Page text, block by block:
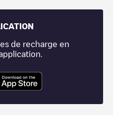
de recharge en